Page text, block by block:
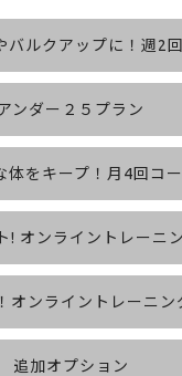
バルクアップに！週2
ンダー２５プラン
体をキープ！月4回コー
追加オプション